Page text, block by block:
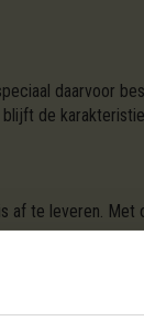
daarvoor
de
af te leveren. Met
worden. Zo
kuub, geleverd
van het